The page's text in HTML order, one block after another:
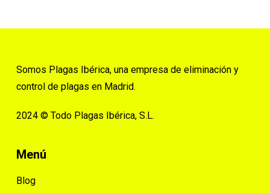
Somos Plagas Ibérica, una empresa de eliminación y
control de plagas en Madrid.
2024 © Todo Plagas Ibérica, S.L.
Menú
Blog